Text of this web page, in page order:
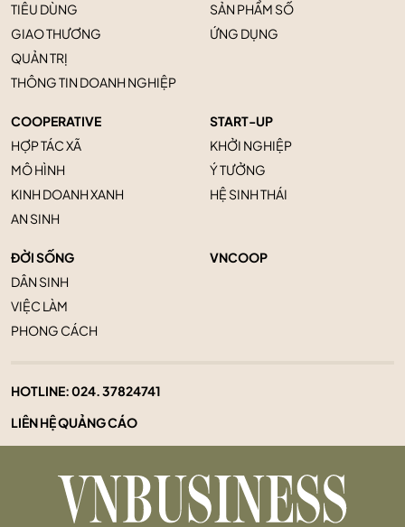
TIÊU DÙNG
GIAO THƯƠNG
QUẢN TRỊ
THÔNG TIN DOANH NGHIỆP
SẢN PHẨM SỐ
ỨNG DỤNG
COOPERATIVE
HỢP TÁC XÃ
MÔ HÌNH
KINH DOANH XANH
AN SINH
START-UP
KHỞI NGHIỆP
Ý TƯỞNG
HỆ SINH THÁI
ĐỜI SỐNG
DÂN SINH
VIỆC LÀM
PHONG CÁCH
VNCOOP
HOTLINE:024. 37824741
LIÊN HỆ QUẢNG CÁO